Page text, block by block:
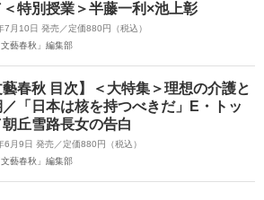
特別授業＞半藤一利×池上彰
7月10日 発売／定価880円（税込）
文藝春秋」編集部
藝春秋 目次】＜大特集＞理想の介護と
「日本は核を持つべきだ」E・トッ
朝丘雪路長女の告白
6月9日 発売／定価880円（税込）
文藝春秋」編集部